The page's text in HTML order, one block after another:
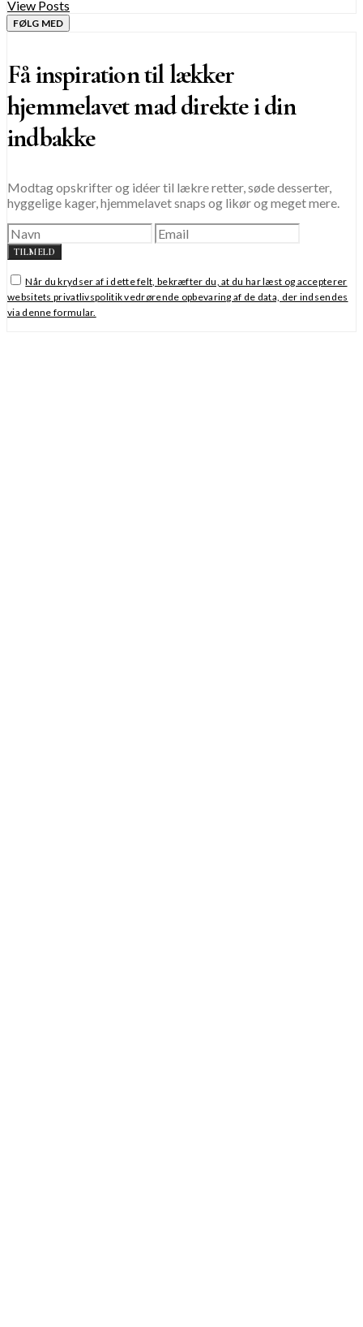
View Posts
FØLG MED
Få inspiration til lækker
hjemmelavet mad direkte i din
indbakke
Modtag opskrifter og idéer til lækre retter, søde desserter,
hyggelige kager, hjemmelavet snaps og likør og meget mere.
TILMELD
Når du krydser af i dette felt, bekræfter du, at du har læst og accepterer
websitets privatlivspolitik vedrørende opbevaring af de data, der indsendes
via denne formular.